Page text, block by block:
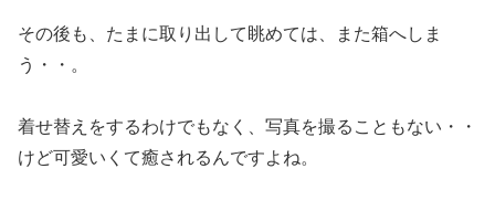
その後も、たまに取り出して眺めては、また箱へしま
う・・。
着せ替えをするわけでもなく、写真を撮ることもない・・
けど可愛いくて癒されるんですよね。